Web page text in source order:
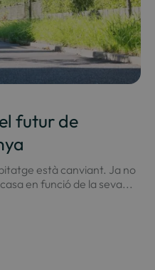
futur de
està canviant. Ja no
en funció de la seva...